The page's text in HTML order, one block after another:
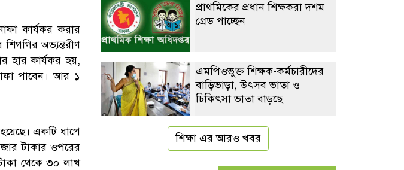
কার্যকর করার
শিগগির অভ্যন্তরীণ
হার কার্যকর হয়,
পাবেন। আর ১
একটি ধাপে
টাকার ওপরের
থেকে ৩০ লাখ
প্রাথমিকের প্রধান শিক্ষকরা দশম
গ্রেড পাচ্ছেন
এমপিওভুক্ত শিক্ষক-কর্মচারীদের
বাড়িভাড়া, উৎসব ভাতা ও
চিকিৎসা ভাতা বাড়ছে
শিক্ষা এর আরও খবর